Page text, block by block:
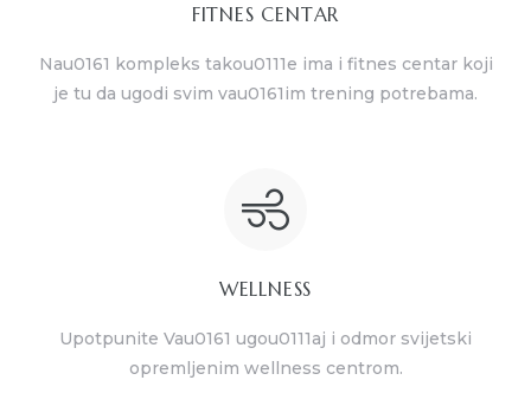
FITNES CENTAR
Nau0161 kompleks takou0111e ima i fitnes centar koji
je tu da ugodi svim vau0161im trening potrebama.
WELLNESS
Upotpunite Vau0161 ugou0111aj i odmor svijetski
opremljenim wellness centrom.